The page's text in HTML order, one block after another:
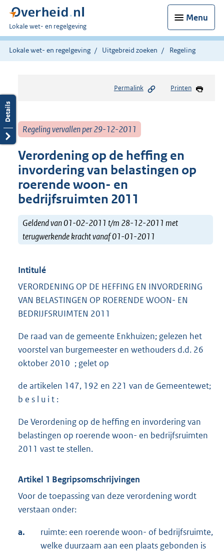
Menu
U
bent
hier:
Lokale wet- en regelgeving
Lokale wet- en regelgeving Uitgebreid zoeken Regeling
Permalink Printen
Regeling vervallen per 29-12-2011
Verordening op de heffing en
invordering van belastingen op
roerende woon- en
bedrijfsruimten 2011
Geldend van 01-02-2011 t/m 28-12-2011 met
terugwerkende kracht vanaf 01-01-2011
Intitulé
VERORDENING OP DE HEFFING EN INVORDERING
VAN BELASTINGEN OP ROERENDE WOON- EN
BEDRIJFSRUIMTEN 2011
De raad van de gemeente Enkhuizen; gelezen het
voorstel van burgemeester en wethouders d.d. 26
oktober 2010 ; gelet op
de artikelen 147, 192 en 221 van de Gemeentewet;
b e s l u i t :
De Verordening op de heffing en invordering van
belastingen op roerende woon- en bedrijfsruimten
2011 vast te stellen.
Artikel 1 Begripsomschrijvingen
Voor de toepassing van deze verordening wordt
verstaan onder:
a.
ruimte: een roerende woon- of bedrijfsruimte,
welke duurzaam aan een plaats gebonden is